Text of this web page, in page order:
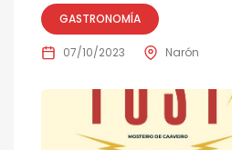
GASTRONOMÍA
07/10/2023 Narón